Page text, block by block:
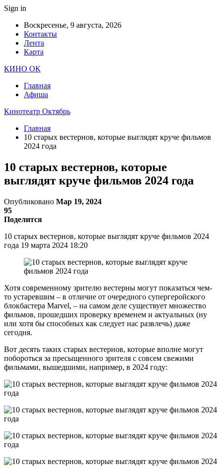
Sign in
Воскресенье, 9 августа, 2026
Контакты
Лента
Карта
КИНО ОК
Главная
Афиша
Кинотеатр Октябрь
Главная
10 старых вестернов, которые выглядят круче фильмов
2024 года
10 старых вестернов, которые
выглядят круче фильмов 2024 года
Опубликовано Мар 19, 2024
95
Поделится
10 старых вестернов, которые выглядят круче фильмов 2024
года 19 марта 2024 18:20
Хотя современному зрителю вестерны могут показаться чем-
то устаревшим – в отличие от очередного супергеройского
блокбастера Marvel, – на самом деле существует множество
фильмов, прошедших проверку временем и актуальных (ну
или хотя бы способных как следует нас развлечь) даже
сегодня.
Вот десять таких старых вестернов, которые вполне могут
побороться за пресыщенного зрителя с совсем свежими
фильмами, вышедшими, например, в 2024 году: